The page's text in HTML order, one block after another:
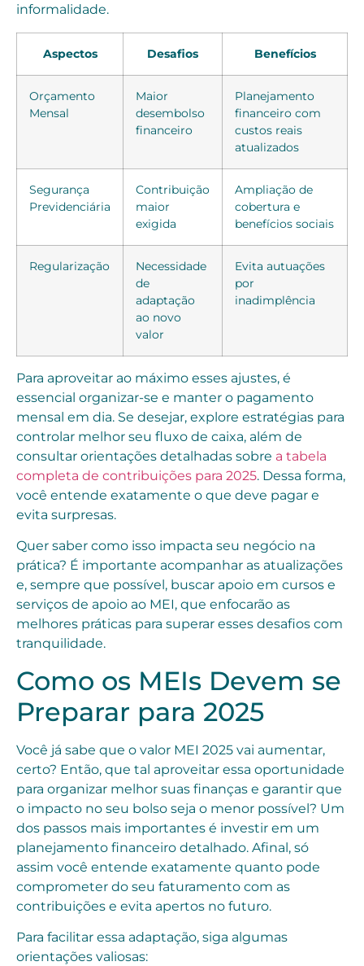
informalidade.
Aspectos Desafios Benefícios
Orçamento
Mensal
Maior
desembolso
financeiro
Planejamento
financeiro com
custos reais
atualizados
Segurança
Previdenciária
Contribuição
maior
exigida
Ampliação de
cobertura e
benefícios sociais
Regularização
Necessidade
de
adaptação
ao novo
valor
Evita autuações
por
inadimplência
Para aproveitar ao máximo esses ajustes, é
essencial organizar-se e manter o pagamento
mensal em dia. Se desejar, explore estratégias para
controlar melhor seu fluxo de caixa, além de
consultar orientações detalhadas sobre a tabela
completa de contribuições para 2025. Dessa forma,
você entende exatamente o que deve pagar e
evita surpresas.
Quer saber como isso impacta seu negócio na
prática? É importante acompanhar as atualizações
e, sempre que possível, buscar apoio em cursos e
serviços de apoio ao MEI, que enfocarão as
melhores práticas para superar esses desafios com
tranquilidade.
Como os MEIs Devem se
Preparar para 2025
Você já sabe que o valor MEI 2025 vai aumentar,
certo? Então, que tal aproveitar essa oportunidade
para organizar melhor suas finanças e garantir que
o impacto no seu bolso seja o menor possível? Um
dos passos mais importantes é investir em um
planejamento financeiro detalhado. Afinal, só
assim você entende exatamente quanto pode
comprometer do seu faturamento com as
contribuições e evita apertos no futuro.
Para facilitar essa adaptação, siga algumas
orientações valiosas: